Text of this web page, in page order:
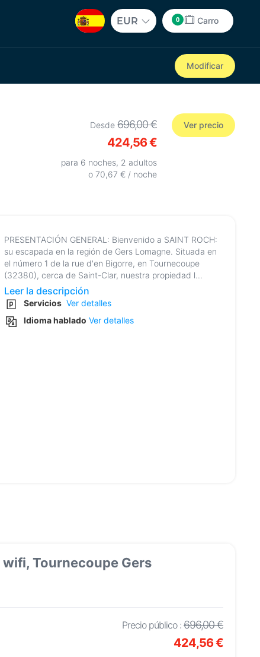
EUR 0 Carro
Modificar
Desde 696,00 €
424,56 €
para 6 noches, 2 adultos
o 70,67 € / noche
Ver precio
PRESENTACIÓN GENERAL: Bienvenido a SAINT ROCH:
su escapada en la región de Gers Lomagne. Situada en
el número 1 de la rue d'en Bigorre, en Tournecoupe
(32380), cerca de Saint-Clar, nuestra propiedad l...
Leer la descripción
Servicios Ver detalles
Idioma hablado Ver detalles
Tournecoupe Gers
Precio público : 696,00 €
424,56 €